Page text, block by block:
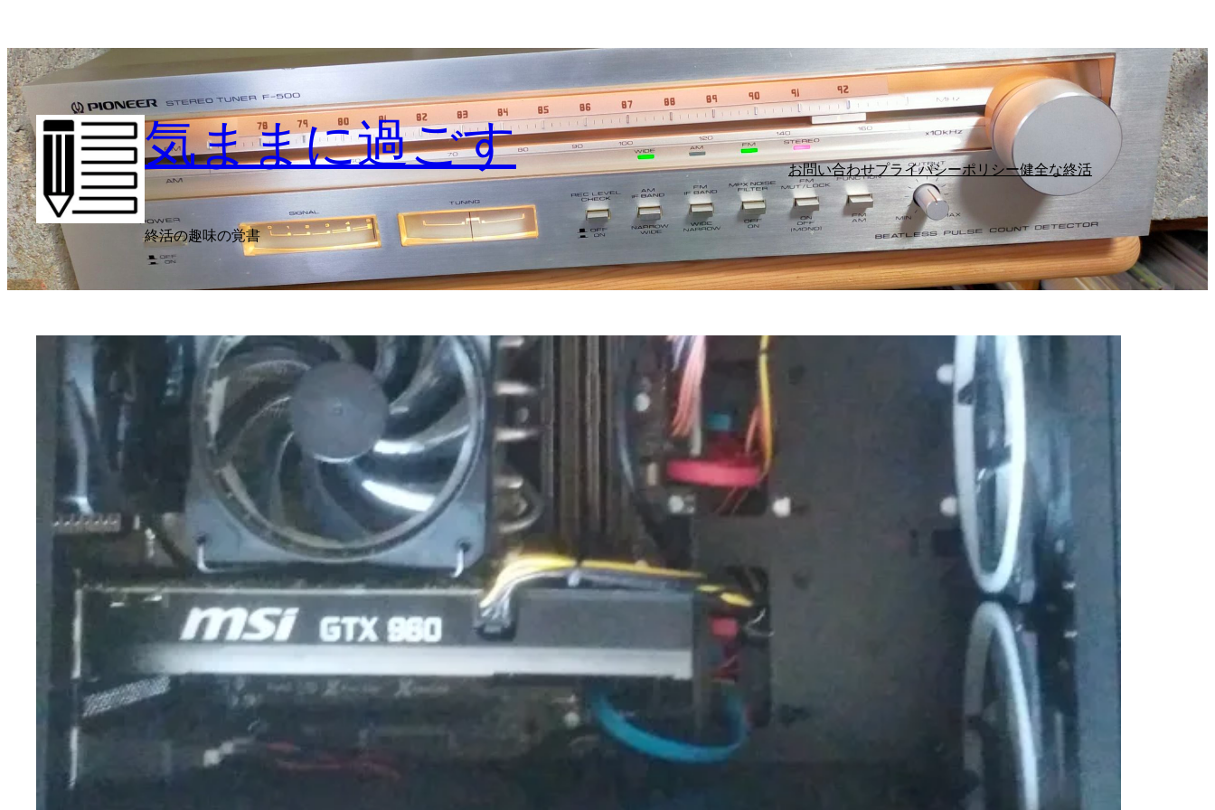
容
を
ス
キ
ッ
プ
気ままに過ごす
終活の趣味の覚書
お問い合わせプライバシーポリシー健全な終活